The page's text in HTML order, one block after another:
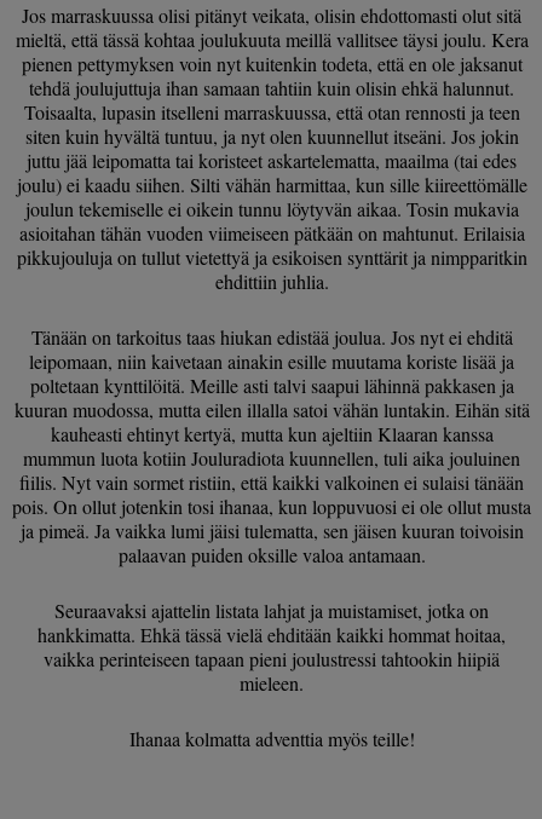
Jos marraskuussa olisi pitänyt veikata, olisin ehdottomasti olut sitä
mieltä, että tässä kohtaa joulukuuta meillä vallitsee täysi joulu. Kera
pienen pettymyksen voin nyt kuitenkin todeta, että en ole jaksanut
tehdä joulujuttuja ihan samaan tahtiin kuin olisin ehkä halunnut.
Toisaalta, lupasin itselleni marraskuussa, että otan rennosti ja teen
siten kuin hyvältä tuntuu, ja nyt olen kuunnellut itseäni. Jos jokin
juttu jää leipomatta tai koristeet askartelematta, maailma (tai edes
joulu) ei kaadu siihen. Silti vähän harmittaa, kun sille kiireettömälle
joulun tekemiselle ei oikein tunnu löytyvän aikaa. Tosin mukavia
asioitahan tähän vuoden viimeiseen pätkään on mahtunut. Erilaisia
pikkujouluja on tullut vietettyä ja esikoisen synttärit ja nimpparitkin
ehdittiin juhlia.
Tänään on tarkoitus taas hiukan edistää joulua. Jos nyt ei ehditä
leipomaan, niin kaivetaan ainakin esille muutama koriste lisää ja
poltetaan kynttilöitä. Meille asti talvi saapui lähinnä pakkasen ja
kuuran muodossa, mutta eilen illalla satoi vähän luntakin. Eihän sitä
kauheasti ehtinyt kertyä, mutta kun ajeltiin Klaaran kanssa
mummun luota kotiin Jouluradiota kuunnellen, tuli aika jouluinen
fiilis. Nyt vain sormet ristiin, että kaikki valkoinen ei sulaisi tänään
pois. On ollut jotenkin tosi ihanaa, kun loppuvuosi ei ole ollut musta
ja pimeä. Ja vaikka lumi jäisi tulematta, sen jäisen kuuran toivoisin
palaavan puiden oksille valoa antamaan.
Seuraavaksi ajattelin listata lahjat ja muistamiset, jotka on
hankkimatta. Ehkä tässä vielä ehditään kaikki hommat hoitaa,
vaikka perinteiseen tapaan pieni joulustressi tahtookin hiipiä
mieleen.
Ihanaa kolmatta adventtia myös teille!